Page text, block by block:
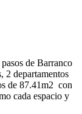
de Barranco
2 departamentos
de 87.41m2 con
cada espacio y